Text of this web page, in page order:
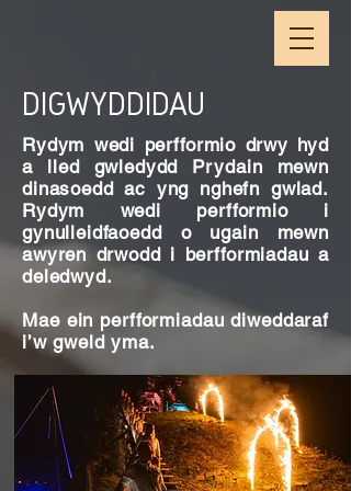
DIGWYDDIDAU
Rydym wedi perfformio drwy hyd
a lled gwledydd Prydain mewn
dinasoedd ac yng nghefn gwlad.
Rydym wedi perfformio i
gynulleidfaoedd o ugain mewn
awyren drwodd i berfformiadau a
deledwyd.
Mae ein perfformiadau diweddaraf
i’w gweld yma.